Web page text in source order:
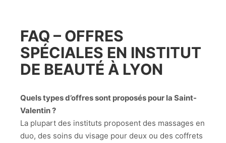
FAQ – OFFRES
SPÉCIALES EN INSTITUT
DE BEAUTÉ À LYON
Quels types d’offres sont proposés pour la Saint-
Valentin ?
La plupart des instituts proposent des massages en
duo, des soins du visage pour deux ou des coffrets